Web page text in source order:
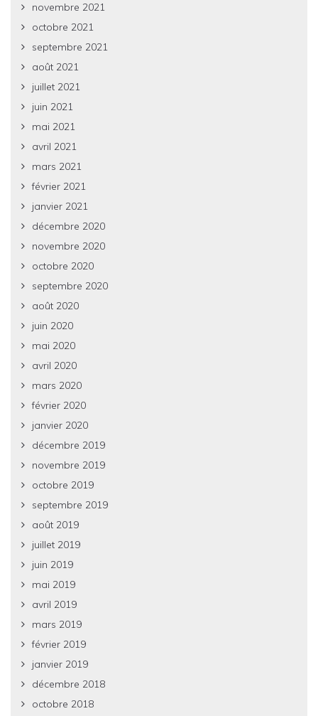
novembre 2021
octobre 2021
septembre 2021
août 2021
juillet 2021
juin 2021
mai 2021
avril 2021
mars 2021
février 2021
janvier 2021
décembre 2020
novembre 2020
octobre 2020
septembre 2020
août 2020
juin 2020
mai 2020
avril 2020
mars 2020
février 2020
janvier 2020
décembre 2019
novembre 2019
octobre 2019
septembre 2019
août 2019
juillet 2019
juin 2019
mai 2019
avril 2019
mars 2019
février 2019
janvier 2019
décembre 2018
octobre 2018